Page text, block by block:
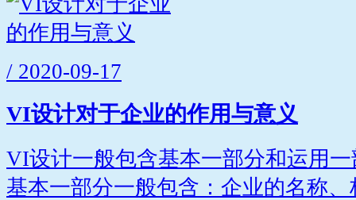
/ 2020-09-17
VI设计对于企业的作用与意义
VI设计一般包含基本一部分和运用
基本一部分一般包含：企业的名称